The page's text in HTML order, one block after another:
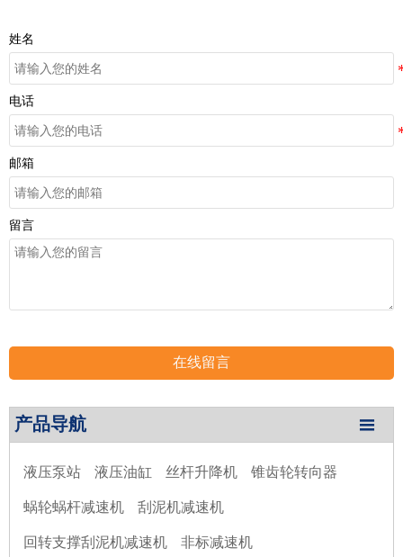
姓名
电话
邮箱
留言
在线留言
产品导航 
液压泵站 液压油缸 丝杆升降机 锥齿轮转向器
蜗轮蜗杆减速机 刮泥机减速机
回转支撑刮泥机减速机 非标减速机